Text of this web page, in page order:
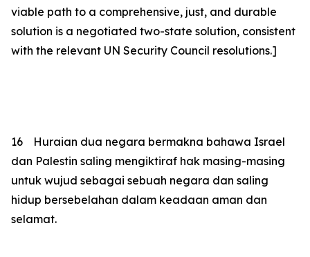
viable path to a comprehensive, just, and durable
solution is a negotiated two-state solution, consistent
with the relevant UN Security Council resolutions.]
16
Huraian dua negara bermakna bahawa Israel
dan Palestin saling mengiktiraf hak masing-masing
untuk wujud sebagai sebuah negara dan saling
hidup bersebelahan dalam keadaan aman dan
selamat.